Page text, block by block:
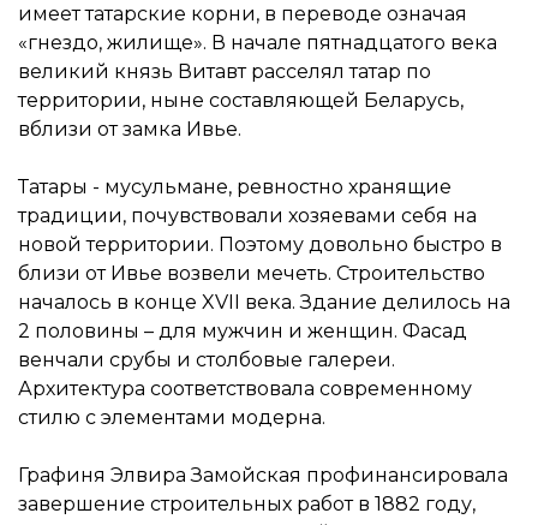
имеет татарские корни, в переводе означая
«гнездо, жилище». В начале пятнадцатого века
великий князь Витавт расселял татар по
территории, ныне составляющей Беларусь,
вблизи от замка Ивье.
Татары - мусульмане, ревностно хранящие
традиции, почувствовали хозяевами себя на
новой территории. Поэтому довольно быстро в
близи от Ивье возвели мечеть. Строительство
началось в конце XVII века. Здание делилось на
2 половины – для мужчин и женщин. Фасад
венчали срубы и столбовые галереи.
Архитектура соответствовала современному
стилю с элементами модерна.
Графиня Элвира Замойская профинансировала
завершение строительных работ в 1882 году,